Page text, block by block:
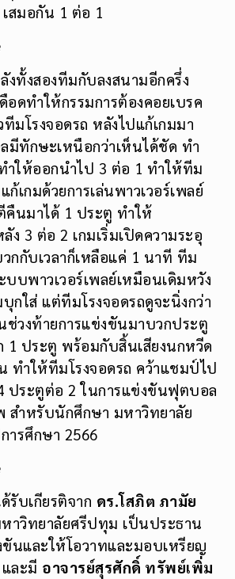
สมอกัน 1 ต่อ 1
สองทีมกับลงสนามอีกครึ่ง
อดทำให้กรรมการต้องคอยเบรค
มโรงจอดรถ หลังไปแก้เกมมา
มีทักษะเหนือกว่าเห็นได้ชัด ทำ
ำให้ออกนำไป 3 ต่อ 1 ทำให้ทีม
ก้เกมด้วยการเล่นพาวเวอร์เพลย์
นมาได้ 1 ประตู ทำให้
ง 3 ต่อ 2 เกมเริ่มเปิดความระอุ
วกกับเวลาก็เหลือแค่ 1 นาที ทีม
บบพาวเวอร์เพลย์เหมือนเดิมหวัง
กใส่ แต่ทีมโรงจอดรถดูจะนิ่งกว่า
ช่วงท้ายการแข่งขันมาบวกประตู
1 ประตู พร้อมกับสิ้นเสียงนกหวีด
ทำให้ทีมโรงจอดรถ คว้าแชมป์ไป
ประตูต่อ 2 ในการแข่งขันฟุตบอล
สำหรับนักศึกษา มหาวิทยาลัย
ารศึกษา 2566
รับเกียรติจาก ดร.โสภิต ภามัย
าวิทยาลัยศรีปทุม เป็นประธาน
นและให้โอวาทและมอบเหรียญ
ละมี อาจารย์สุรศักดิ์ ทรัพย์เพิ่ม